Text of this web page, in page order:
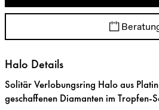
Halo Details
Solitär Verlobungsring Halo aus
geschaffenen Diamanten im Tropfen-